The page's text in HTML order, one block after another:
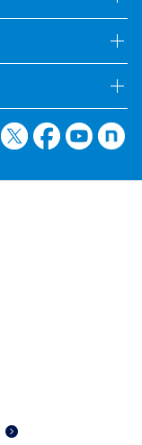
X（旧Twitter）
Facebook